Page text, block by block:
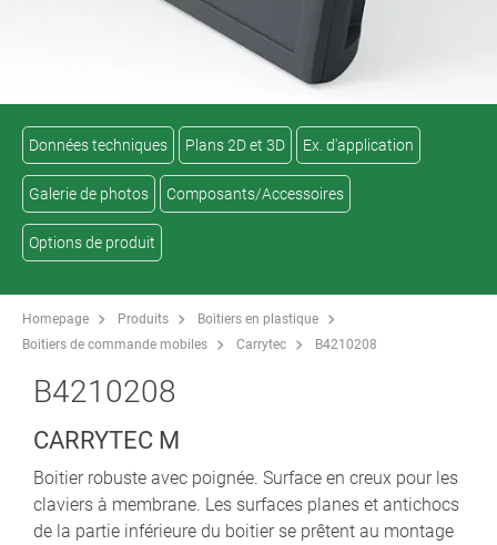
Données techniques Plans 2D et 3D Ex. d'application
Galerie de photos Composants/Accessoires
Options de produit
Homepage Produits
Boitiers en plastique
Boitiers de commande mobiles
Carrytec B4210208
B4210208
CARRYTEC M
Boitier robuste avec poignée. Surface en creux pour les
claviers à membrane. Les surfaces planes et antichocs
de la partie inférieure du boitier se prêtent au montage